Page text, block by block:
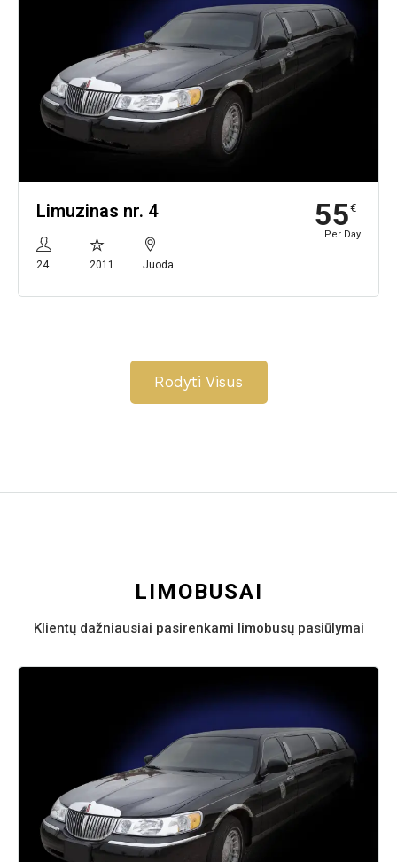
Limuzinas nr. 4
24 2011 Juoda
55€
Per Day
Rodyti Visus
LIMOBUSAI
Klientų dažniausiai pasirenkami limobusų pasiūlymai